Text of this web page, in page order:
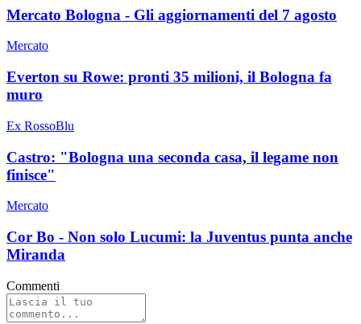
Mercato Bologna - Gli aggiornamenti del 7 agosto
Mercato
Everton su Rowe: pronti 35 milioni, il Bologna fa
muro
Ex RossoBlu
Castro: "Bologna una seconda casa, il legame non
finisce"
Mercato
Cor Bo - Non solo Lucumi: la Juventus punta anche
Miranda
Commenti